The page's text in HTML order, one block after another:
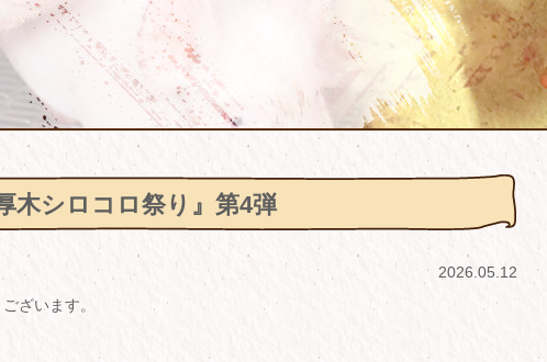
木シロコロ祭り』第4弾
2026.05.12
ざいます。